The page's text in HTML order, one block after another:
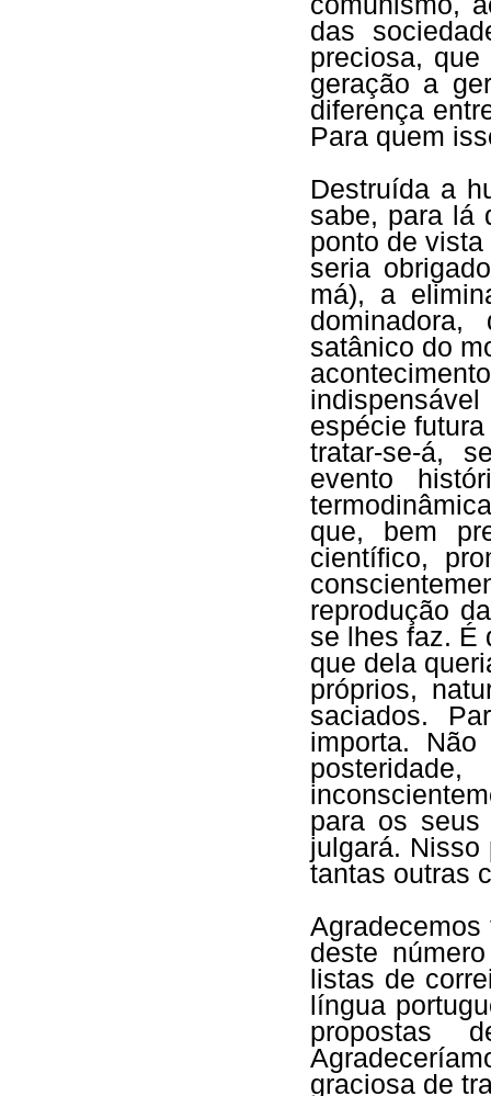
das
preciosa,
geração a
diferença
Para quem
Destruída a
sabe, para lá
ponto de
seria
má), a
satânico do
espécie
tratar-se-á,
evento
que, bem
científico,
reprodução
se lhes faz. É
que dela
próprios,
saciados.
importa.
para os seus
julgará. Nisso
tantas outras
deste
listas de
língua
propostas
graciosa de